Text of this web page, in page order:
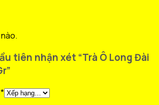
tiên nhận xét “Trà Ô Long Đài
*